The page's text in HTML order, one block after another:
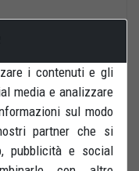
i contenuti e gli
media e analizzare
sul modo
partner che si
pubblicità e social